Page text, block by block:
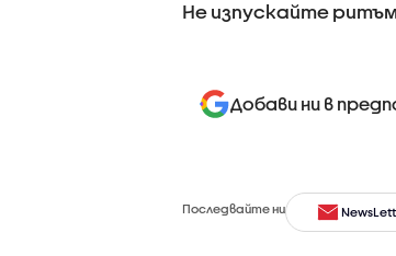
Не изпускайте
Добави ни в
Последвайте ни